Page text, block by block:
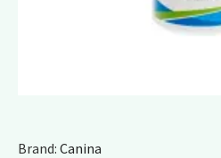
Brand: Canina